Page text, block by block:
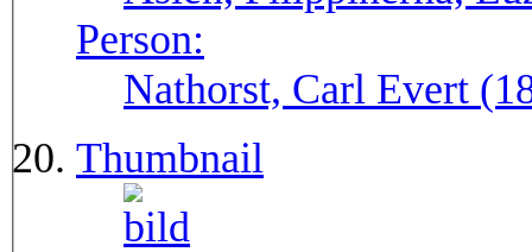
Person:
Nathorst, Carl Evert
Thumbnail